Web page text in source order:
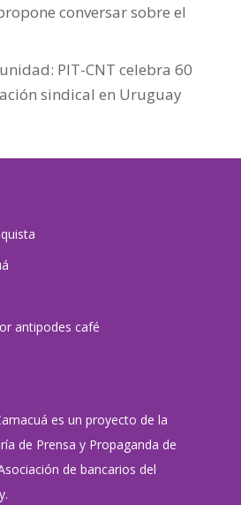
conversar sobre el
PIT-CNT celebra 60
sindical en Uruguay
antipodes café
es un proyecto de la
de Prensa y Propaganda de
de bancarios del